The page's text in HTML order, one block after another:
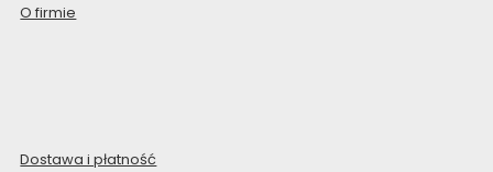
O firmie
Dostawa i płatność